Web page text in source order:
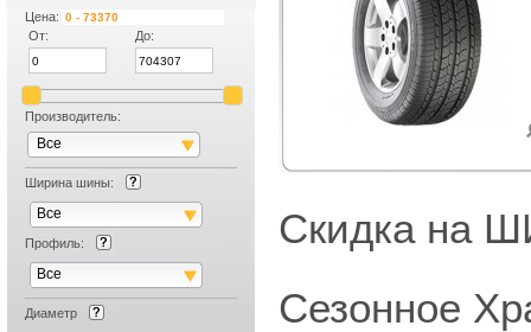
Цена:
От:
До:
Производитель:
Все
Ширина шины:
Все
Профиль:
Все
Диаметр
Скидка на
Сезонное